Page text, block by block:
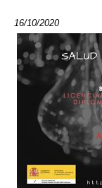
16/10/2020